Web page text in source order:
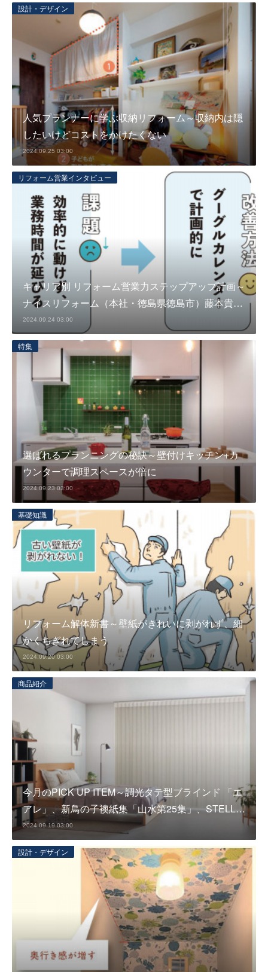
設計・デザイン
人気プランナーに学ぶ収納リフォーム～収納内は隠
したいけどコストをかけたくない
2024.09.25 03:00
リフォーム営業インタビュー
キャリア別 リフォーム営業力ステップアップ計画～
ナイスリフォーム（本社・徳島県徳島市）藤本貴…
2024.09.24 03:00
特集
選ばれるプランニングの秘訣～壁付けキッチン+カ
ウンターで調理スペースが倍に
2024.09.23 03:00
基礎知識
リフォーム解体新書～壁紙がきれいに剥がれず、細
かくちぎれてしまう
2024.09.20 03:00
商品紹介
今月のPICK UP ITEM～調光タテ型ブラインド 「エ
アレ」、新鳥の子襖紙集「山水第25集」、STELL…
2024.09.19 03:00
設計・デザイン